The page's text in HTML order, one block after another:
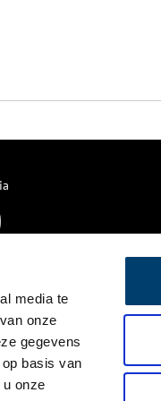
media te
onze
gegevens
basis van
onze